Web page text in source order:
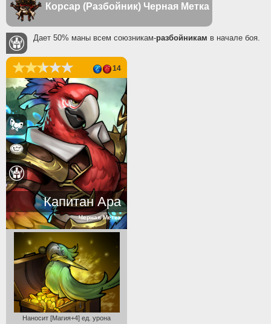
Корсар (Разбойник) Черная Метка
Дает 50% маны всем союзникам-разбойникам в начале боя.
14
Капитан Ара
Черная Метка
Наносит [Магия+4] ед. урона